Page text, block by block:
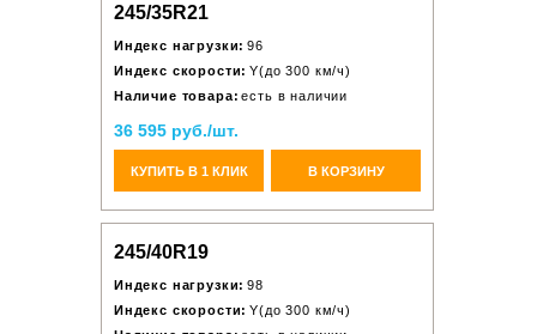
245/35R21
Индекс нагрузки: 96
Индекс скорости: Y(до 300 км/ч)
Наличие товара: есть в наличии
36 595 руб./шт.
КУПИТЬ В 1 КЛИК В КОРЗИНУ
245/40R19
Индекс нагрузки: 98
Индекс скорости: Y(до 300 км/ч)